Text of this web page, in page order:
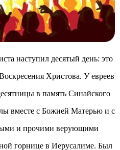
наступил десятый день: это
Христова. У евреев
в память Синайского
вместе с Божией Матерью и с
и прочими верующими
горнице в Иерусалиме. Был